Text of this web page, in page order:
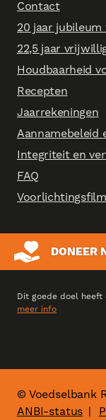
Contact
20 jaar jubileum
22,5 jaar
Houdbaarheid
Recepten
Jaarrekeningen
Aannamebeleid
Integriteit en
FAQ
DONEER
Dit goede doel heeft
meer info
© Voedselbank
ANBI-status